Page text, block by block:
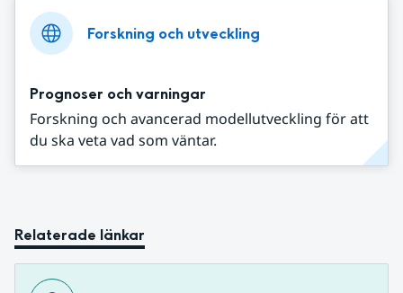
Forskning och utveckling
Prognoser och varningar
Forskning och avancerad modellutveckling för att
du ska veta vad som väntar.
Relaterade länkar